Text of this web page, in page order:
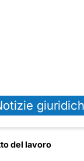
del lavoro